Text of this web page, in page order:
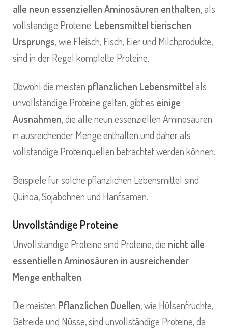
alle neun essenziellen Aminosäuren enthalten, als
vollständige Proteine. Lebensmittel tierischen
Ursprungs, wie Fleisch, Fisch, Eier und Milchprodukte,
sind in der Regel komplette Proteine.
Obwohl die meisten pflanzlichen Lebensmittelals
unvollständige Proteine gelten, gibt es einige
Ausnahmen, die alle neun essenziellen Aminosäuren
in ausreichender Menge enthalten und daher als
vollständige Proteinquellen betrachtet werden können.
Beispiele für solche pflanzlichen Lebensmittel sind
Quinoa, Sojabohnen und Hanfsamen.
Unvollständige Proteine
Unvollständige Proteine sind Proteine, die nicht alle
essentiellen Aminosäuren in ausreichender
Menge enthalten.
Die meisten Pflanzlichen Quellen, wie Hülsenfrüchte,
Getreide und Nüsse, sind unvollständige Proteine, da